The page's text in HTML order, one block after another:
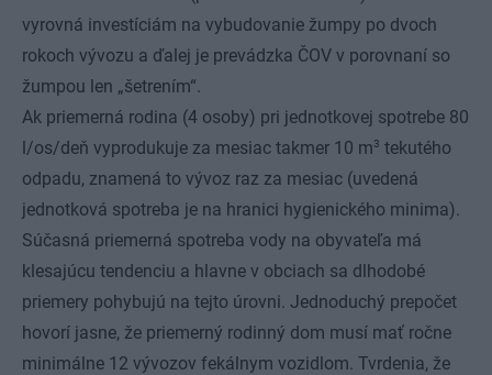
vyrovná investíciám na vybudovanie žumpy po dvoch
rokoch vývozu a ďalej je prevádzka ČOV v porovnaní so
žumpou len „šetrením“.
Ak priemerná rodina (4 osoby) pri jednotkovej spotrebe 80
l/os/deň vyprodukuje za mesiac takmer 10 m3 tekutého
odpadu, znamená to vývoz raz za mesiac (uvedená
jednotková spotreba je na hranici hygienického minima).
Súčasná priemerná spotreba vody na obyvateľa má
klesajúcu tendenciu a hlavne v obciach sa dlhodobé
priemery pohybujú na tejto úrovni. Jednoduchý prepočet
hovorí jasne, že priemerný rodinný dom musí mať ročne
minimálne 12 vývozov fekálnym vozidlom. Tvrdenia, že